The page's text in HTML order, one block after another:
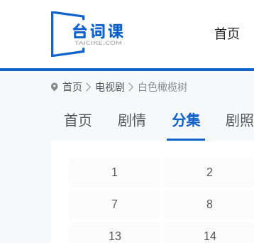
首页
首页 电视剧 白色橄榄树
首页 剧情 分集 剧照
1 2
7 8
13 14